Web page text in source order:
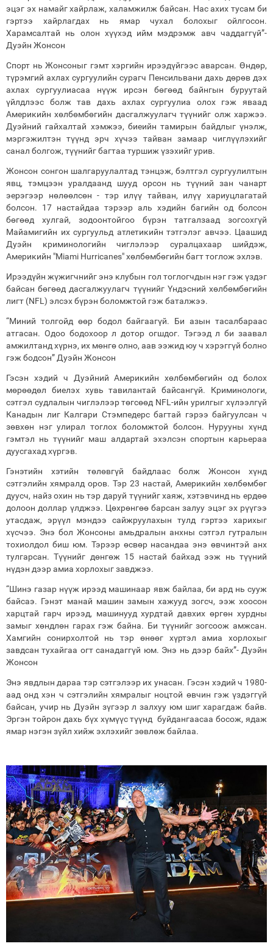
эцэг эх намайг хайрлаж, халамжилж байсан. Нас ахих тусам би
гэртээ хайрлагдах нь ямар чухал болохыг ойлгосон.
Харамсалтай нь олон хүүхэд ийм мэдрэмж авч чаддаггүй”-
Дуэйн Жонсон
Спорт нь Жонсоныг гэмт хэргийн ирээдүйгээс аварсан. Өндөр,
түрэмгий ахлах сургуулийн сурагч Пенсильвани дахь дөрөв дэх
ахлах сургуулиасаа нүүж ирсэн бөгөөд байнгын буруутай
үйлдлээс болж тав дахь ахлах сургуулиа олох гэж яваад
Америкийн хөлбөмбөгийн дасгалжуулагч түүнийг олж харжээ.
Дуэйний гайхалтай хэмжээ, биеийн тамирын байдлыг үнэлж,
мэргэжилтэн түүнд эрч хүчээ тайван замаар чиглүүлэхийг
санал болгож, түүнийг багтаа туршиж үзэхийг урив.
Жонсон сонгон шалгаруулалтад тэнцэж, бэлтгэл сургуулилтын
явц, тэмцээн уралдаанд шууд орсон нь түүний зан чанарт
эерэгээр нөлөөлсөн - тэр илүү тайван, илүү хариуцлагатай
болсон. 17 настайдаа тэрээр аль хэдийн багийн од болсон
бөгөөд хулгай, зодоонтойгоо бүрэн татгалзаад зогсохгүй
Майамигийн их сургуульд атлетикийн тэтгэлэг авчээ. Цаашид
Дуэйн криминологийн чиглэлээр суралцахаар шийдэж,
Америкийн "Miami Hurricanes" хөлбөмбөгийн багт тоглож эхлэв.
Ирээдүйн жүжигчнийг энэ клубын гол тоглогчдын нэг гэж үздэг
байсан бөгөөд дасгалжуулагч түүнийг Үндэсний хөлбөмбөгийн
лигт (NFL) элсэх бүрэн боломжтой гэж баталжээ.
“Миний толгойд өөр бодол байгаагүй. Би азын тасалбараас
атгасан. Одоо бодохоор л дотор огшдог. Тэгээд л би заавал
амжилтанд хүрнэ, их мөнгө олно, аав ээжид юу ч хэрэггүй болно
гэж бодсон” Дуэйн Жонсон
Гэсэн хэдий ч Дуэйний Америкийн хөлбөмбөгийн од болох
мөрөөдөл биелэх хувь тавилантай байсангүй. Криминологи,
сэтгэл судлалын чиглэлээр төгсөөд NFL-ийн урилгыг хүлээлгүй
Канадын лиг Калгари Стэмпедерс багтай гэрээ байгуулсан ч
зөвхөн нэг улирал тоглох боломжтой болсон. Нурууны хүнд
гэмтэл нь түүнийг маш алдартай эхэлсэн спортын карьераа
дуусгахад хүргэв.
Гэнэтийн хэтийн төлөвгүй байдлаас болж Жонсон хүнд
сэтгэлийн хямралд оров. Тэр 23 настай, Америкийн хөлбөмбөг
дуусч, найз охин нь тэр даруй түүнийг хаяж, хэтэвчинд нь ердөө
долоон доллар үлджээ. Цөхрөнгөө барсан залуу эцэг эх рүүгээ
утасдаж, эрүүл мэндээ сайжруулахын тулд гэртээ харихыг
хүсчээ. Энэ бол Жонсоны амьдралын анхны сэтгэл гутралын
тохиолдол биш юм. Тэрээр өсвөр насандаа энэ өвчинтэй анх
тулгарсан. Түүнийг дөнгөж 15 настай байхад ээж нь түүний
нүдэн дээр амиа хорлохыг завджээ.
“Шинэ газар нүүж ирээд машинаар явж байлаа, би ард нь сууж
байсаэ. Гэнэт манай машин замын хажууд зогсч, ээж хоосон
харцтай гарч ирээд, машинууд хурдтай давхих өргөн хурдны
замыг хөндлөн гарах гэж байна. Би түүнийг зогсоож амжсан.
Хамгийн сонирхолтой нь тэр өнөөг хүртэл амиа хорлохыг
завдсан тухайгаа огт санадаггүй юм. Энэ нь дээр байх”- Дуэйн
Жонсон
Энэ явдлын дараа тэр сэтгэлээр их унасан. Гэсэн хэдий ч 1980-
аад онд хэн ч сэтгэлийн хямралыг ноцтой өвчин гэж үздэггүй
байсан, учир нь Дуэйн зүгээр л залхуу юм шиг харагдаж байв.
Эргэн тойрон дахь бүх хүмүүс түүнд буйдангаасаа босож, ядаж
ямар нэгэн зүйл хийж эхлэхийг зөвлөж байлаа.